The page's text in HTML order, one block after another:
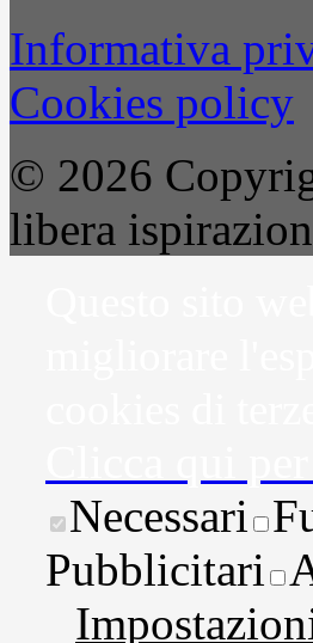
Informativa
Cookies policy
© 2026
libera
Necessari
Pubblicitari